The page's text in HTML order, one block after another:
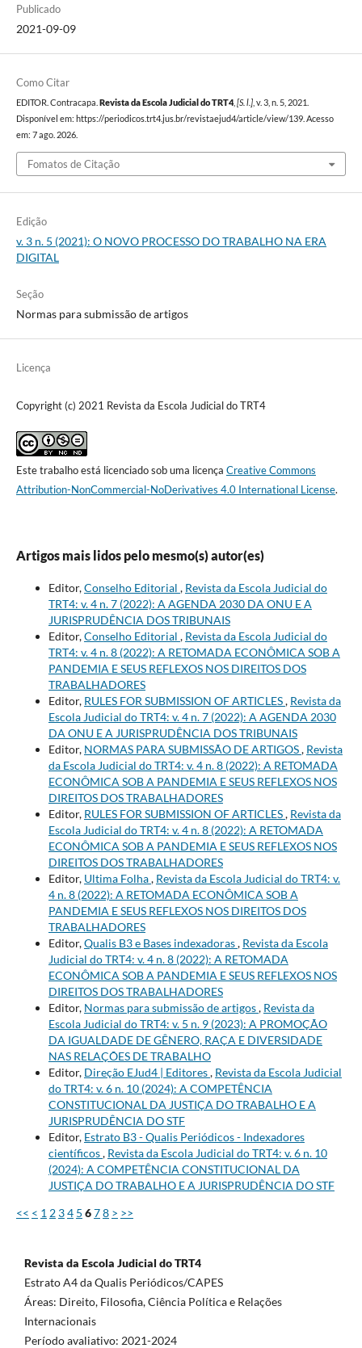
Publicado
2021-09-09
Como Citar
EDITOR. Contracapa. Revista da Escola Judicial do TRT4, [S. l.], v. 3, n. 5, 2021.
Disponível em: https://periodicos.trt4.jus.br/revistaejud4/article/view/139. Acesso
em: 7 ago. 2026.
Fomatos de Citação
Edição
v. 3 n. 5 (2021): O NOVO PROCESSO DO TRABALHO NA ERA
DIGITAL
Seção
Normas para submissão de artigos
Licença
Copyright (c) 2021 Revista da Escola Judicial do TRT4
Este trabalho está licenciado sob uma licença Creative Commons
Attribution-NonCommercial-NoDerivatives 4.0 International License.
Artigos mais lidos pelo mesmo(s) autor(es)
Editor,Conselho Editorial , Revista da Escola Judicial do
TRT4: v. 4 n. 7 (2022): A AGENDA 2030 DA ONU E A
JURISPRUDÊNCIA DOS TRIBUNAIS
Editor,Conselho Editorial , Revista da Escola Judicial do
TRT4: v. 4 n. 8 (2022): A RETOMADA ECONÔMICA SOB A
PANDEMIA E SEUS REFLEXOS NOS DIREITOS DOS
TRABALHADORES
Editor, RULES FOR SUBMISSION OF ARTICLES, Revista da
Escola Judicial do TRT4: v. 4 n. 7 (2022): A AGENDA 2030
DA ONU E A JURISPRUDÊNCIA DOS TRIBUNAIS
Editor, NORMAS PARA SUBMISSÃO DE ARTIGOS, Revista
da Escola Judicial do TRT4: v. 4 n. 8 (2022): A RETOMADA
ECONÔMICA SOB A PANDEMIA E SEUS REFLEXOS NOS
DIREITOS DOS TRABALHADORES
Editor, RULES FOR SUBMISSION OF ARTICLES, Revista da
Escola Judicial do TRT4: v. 4 n. 8 (2022): A RETOMADA
ECONÔMICA SOB A PANDEMIA E SEUS REFLEXOS NOS
DIREITOS DOS TRABALHADORES
Editor, Ultima Folha, Revista da Escola Judicial do TRT4: v.
4 n. 8 (2022): A RETOMADA ECONÔMICA SOB A
PANDEMIA E SEUS REFLEXOS NOS DIREITOS DOS
TRABALHADORES
Editor,Qualis B3 e Bases indexadoras, Revista da Escola
Judicial do TRT4: v. 4 n. 8 (2022): A RETOMADA
ECONÔMICA SOB A PANDEMIA E SEUS REFLEXOS NOS
DIREITOS DOS TRABALHADORES
Editor, Normas para submissão de artigos, Revista da
Escola Judicial do TRT4: v. 5 n. 9 (2023): A PROMOÇÃO
DA IGUALDADE DE GÊNERO, RAÇA E DIVERSIDADE
NAS RELAÇÕES DE TRABALHO
Editor, Direção EJud4 | Editores, Revista da Escola Judicial
do TRT4: v. 6 n. 10 (2024): A COMPETÊNCIA
CONSTITUCIONAL DA JUSTIÇA DO TRABALHO E A
JURISPRUDÊNCIA DO STF
Editor, Estrato B3 - Qualis Periódicos - Indexadores
científicos, Revista da Escola Judicial do TRT4: v. 6 n. 10
(2024): A COMPETÊNCIA CONSTITUCIONAL DA
JUSTIÇA DO TRABALHO E A JURISPRUDÊNCIA DO STF
<< < 1 2 34 5 678 > >>
Revista da Escola Judicial do TRT4
Estrato A4 da Qualis Periódicos/CAPES
Áreas: Direito, Filosofia, Ciência Política e Relações
Internacionais
Período avaliativo: 2021-2024